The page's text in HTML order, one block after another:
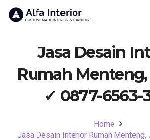
Jasa Desain
Rumah
✓ 0877-6563-
Home
Jasa Desain Interior Rumah